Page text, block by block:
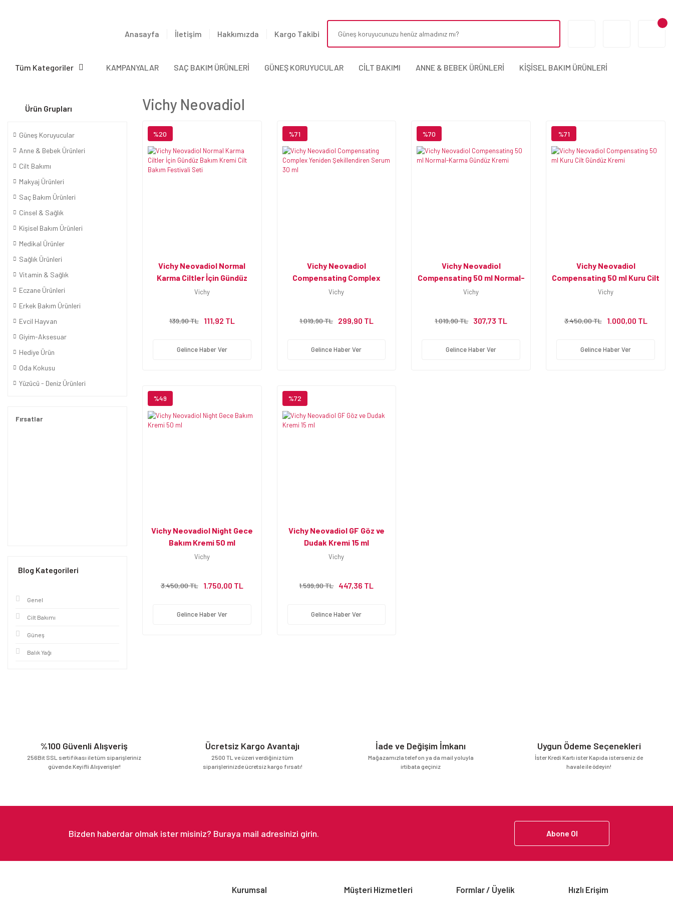
Anasayfa İletişim Hakkımızda Kargo Takibi
Tüm Kategoriler KAMPANYALAR SAÇ BAKIM ÜRÜNLERİ GÜNEŞ KORUYUCULAR CİLT BAKIMI ANNE & BEBEK ÜRÜNLERİ KİŞİSEL BAKIM ÜRÜNLERİ
Ürün Grupları
Güneş Koruyucular
Anne & Bebek Ürünleri
Cilt Bakımı
Makyaj Ürünleri
Saç Bakım Ürünleri
Cinsel & Sağlık
Kişisel Bakım Ürünleri
Medikal Ürünler
Sağlık Ürünleri
Vitamin & Sağlık
Eczane Ürünleri
Erkek Bakım Ürünleri
Evcil Hayvan
Giyim-Aksesuar
Hediye Ürün
Oda Kokusu
Yüzücü - Deniz Ürünleri
Fırsatlar
Blog Kategorileri
Genel
Cilt Bakımı
Güneş
Balık Yağı
Vichy Neovadiol
%20
Vichy Neovadiol Normal
Karma Ciltler İçin Gündüz
Bakım Kremi Cilt Bakım
Vichy
139,90 TL 111,92 TL
Gelince Haber Ver
%71
Vichy Neovadiol
Compensating Complex
Yeniden Şekillendiren Serum
Vichy
1.019,90 TL 299,90 TL
Gelince Haber Ver
%70
Vichy Neovadiol
Compensating 50 ml Normal-
Karma Gündüz Kremi
Vichy
1.019,90 TL 307,73 TL
Gelince Haber Ver
%71
Vichy Neovadiol
Compensating 50 ml Kuru Cilt
Gündüz Kremi
Vichy
3.450,00 TL 1.000,00 TL
Gelince Haber Ver
%49
Vichy Neovadiol Night Gece
Bakım Kremi 50 ml
Vichy
3.450,00 TL 1.750,00 TL
Gelince Haber Ver
%72
Vichy Neovadiol GF Göz ve
Dudak Kremi 15 ml
Vichy
1.599,90 TL 447,36 TL
Gelince Haber Ver
%100 Güvenli Alışveriş
256Bit SSL sertifikası ile tüm siparişleriniz
güvende.Keyifli Alışverişler!
Ücretsiz Kargo Avantajı
2500 TL ve üzeri verdiğiniz tüm
siparişlerinizde ücretsiz kargo fırsatı!
İade ve Değişim İmkanı
Mağazamızla telefon ya da mail yoluyla
irtibata geçiniz
Uygun Ödeme Seçenekleri
İster Kredi Kartı ister Kapıda isterseniz de
havale ile ödeyin!
Abone Ol
Kurumsal Müşteri Hizmetleri Formlar / Üyelik Hızlı Erişim